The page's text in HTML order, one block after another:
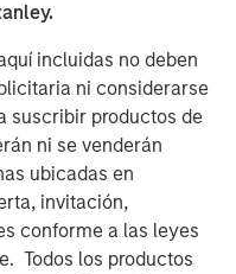
incluidas no deben
ni considerarse
suscribir productos de
ni se venderán
ubicadas en
invitación,
conforme a las leyes
Todos los productos
collaboration,
and differentiated